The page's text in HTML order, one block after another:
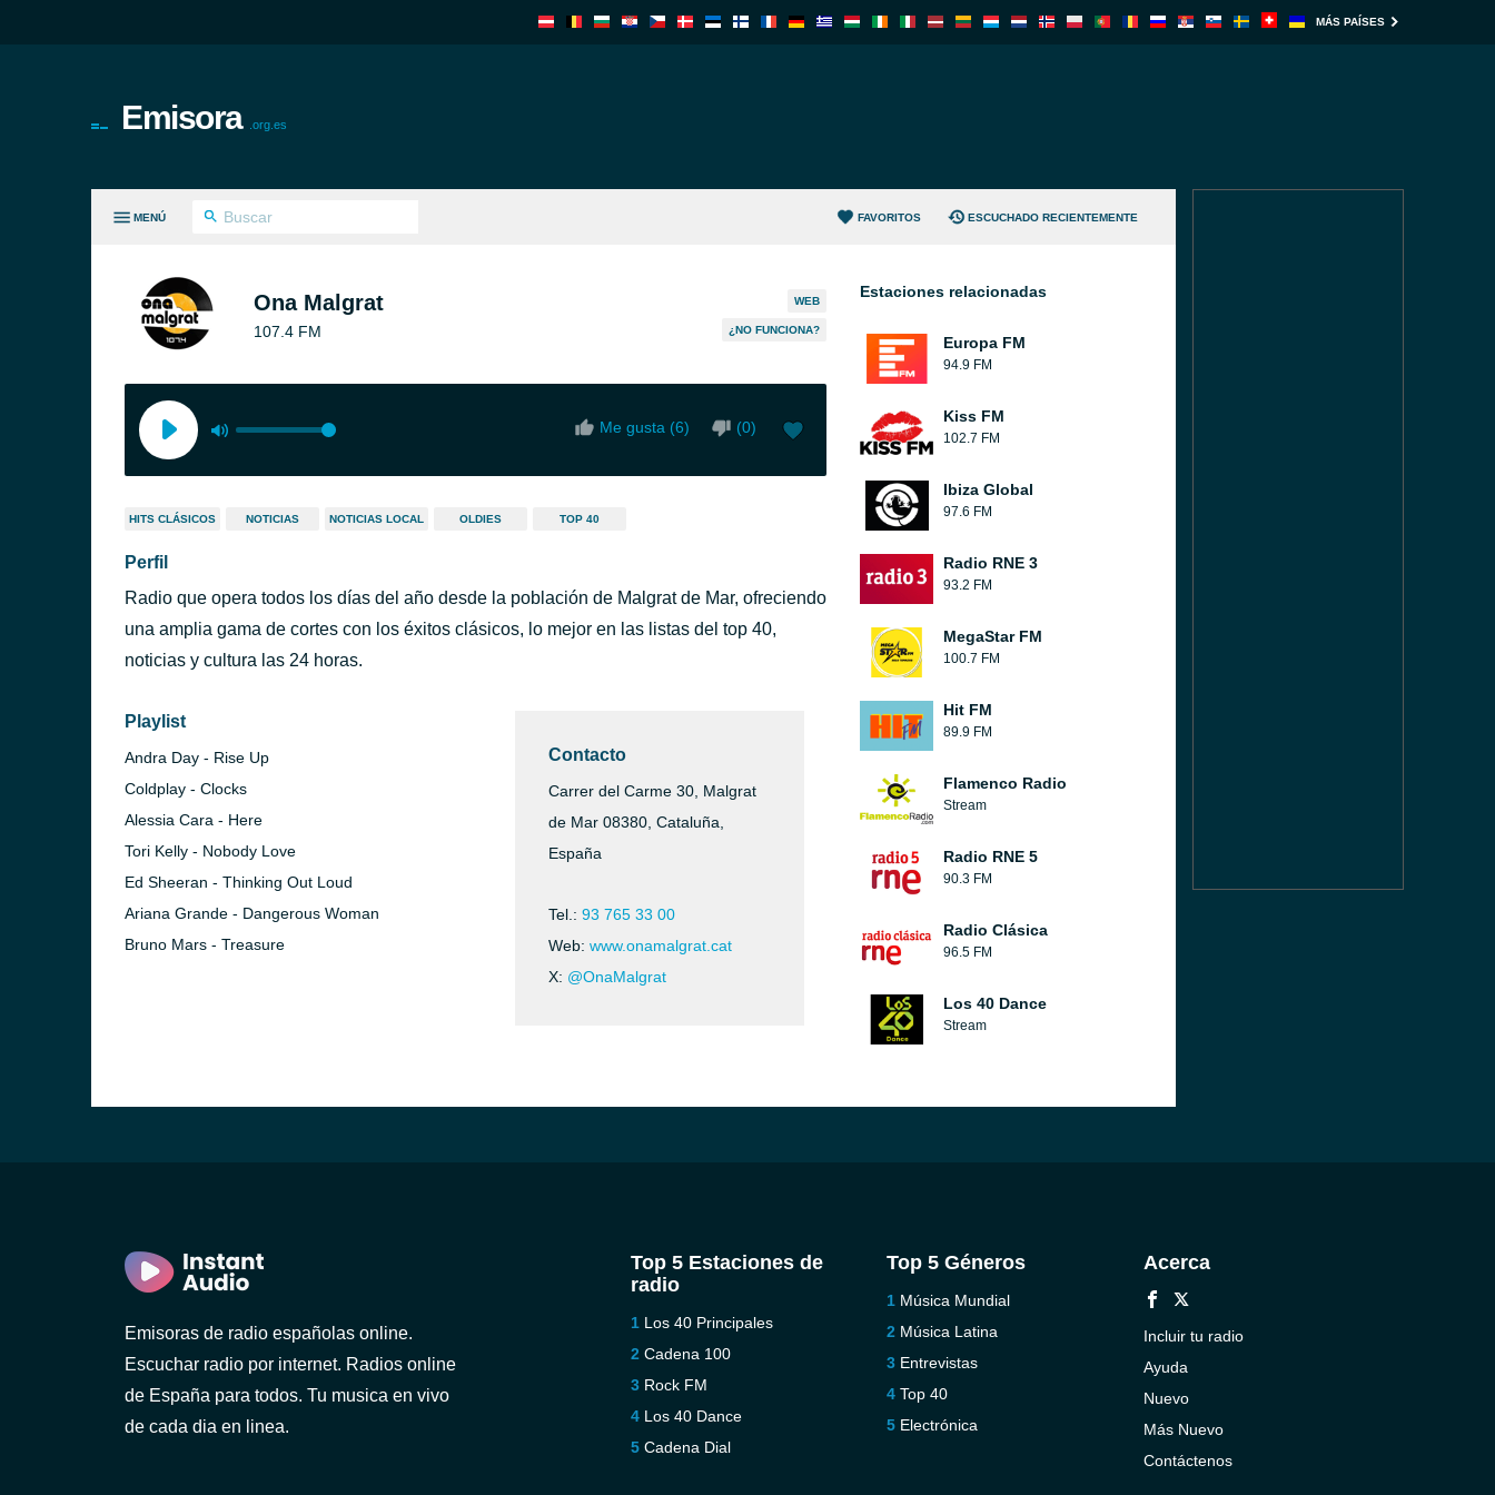
MÁS PAÍSES
Emisora .org.es
MENÚ FAVORITOS ESCUCHADO RECIENTEMENTE
Ona Malgrat
107.4 FM
WEB
¿NO FUNCIONA?
Me gusta (6) (0)
HITS CLÁSICOS NOTICIAS NOTICIAS LOCAL OLDIES TOP 40
Perfil
Radio que opera todos los días del año desde la población de Malgrat de Mar, ofreciendo
una amplia gama de cortes con los éxitos clásicos, lo mejor en las listas del top 40,
noticias y cultura las 24 horas.
Playlist
Andra Day - Rise Up
Coldplay - Clocks
Alessia Cara - Here
Tori Kelly - Nobody Love
Ed Sheeran - Thinking Out Loud
Ariana Grande - Dangerous Woman
Bruno Mars - Treasure
Contacto
Carrer del Carme 30, Malgrat
de Mar 08380, Cataluña,
España
Tel.: 93 765 33 00
Web: www.onamalgrat.cat
X: @OnaMalgrat
Estaciones relacionadas
Europa FM
94.9 FM
Kiss FM
102.7 FM
Ibiza Global
97.6 FM
Radio RNE 3
93.2 FM
MegaStar FM
100.7 FM
Hit FM
89.9 FM
Flamenco Radio
Stream
Radio RNE 5
90.3 FM
Radio Clásica
96.5 FM
Los 40 Dance
Stream
Emisoras de radio españolas online.
Escuchar radio por internet. Radios online
de España para todos. Tu musica en vivo
de cada dia en linea.
Top 5 Estaciones de
radio
Los 40 Principales
Cadena 100
Rock FM
Los 40 Dance
Cadena Dial
Top 5 Géneros
Música Mundial
Música Latina
Entrevistas
Top 40
Electrónica
Acerca
Incluir tu radio
Ayuda
Nuevo
Más Nuevo
Contáctenos